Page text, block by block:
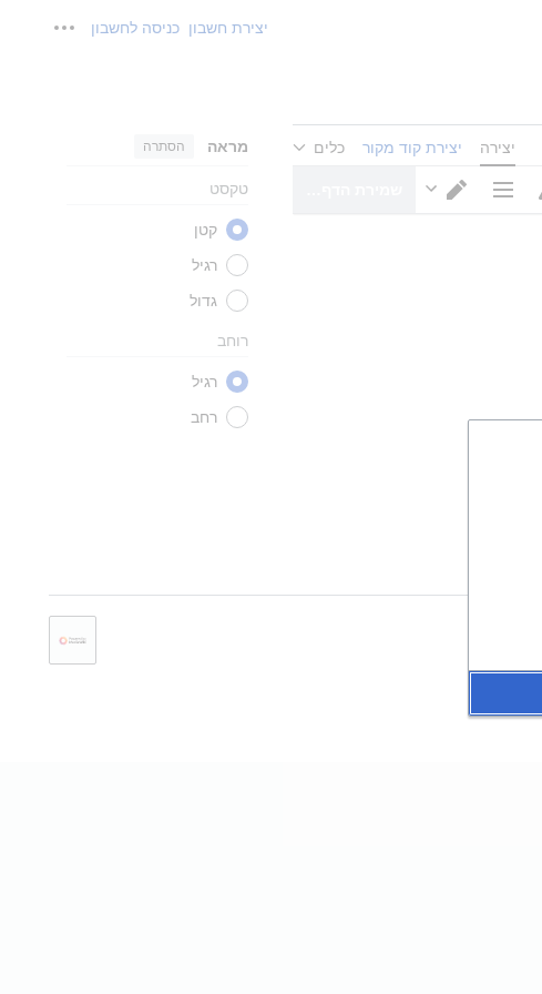
יצירת חשבון כניסה לחשבוןכלים אישיים
יצירה יצירת קוד מקור כלים מראה הסתרה
טקסט
קטן
רגיל
גדול
רוחב
רגיל
רחב